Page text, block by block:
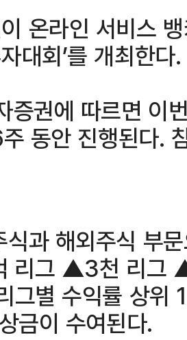
온라인 서비스
대회’를 개최한다.
증권에 따르면 이
동안 진행된다.
식과 해외주식 부
리그 ▲3천 리그
그별 수익률 상
금이 수여된다.